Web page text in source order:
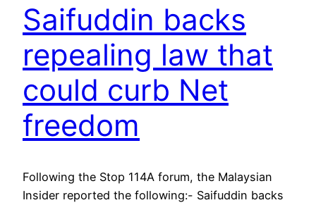
Saifuddin backs
repealing law that
could curb Net
freedom
Following the Stop 114A forum, the Malaysian
Insider reported the following:- Saifuddin backs